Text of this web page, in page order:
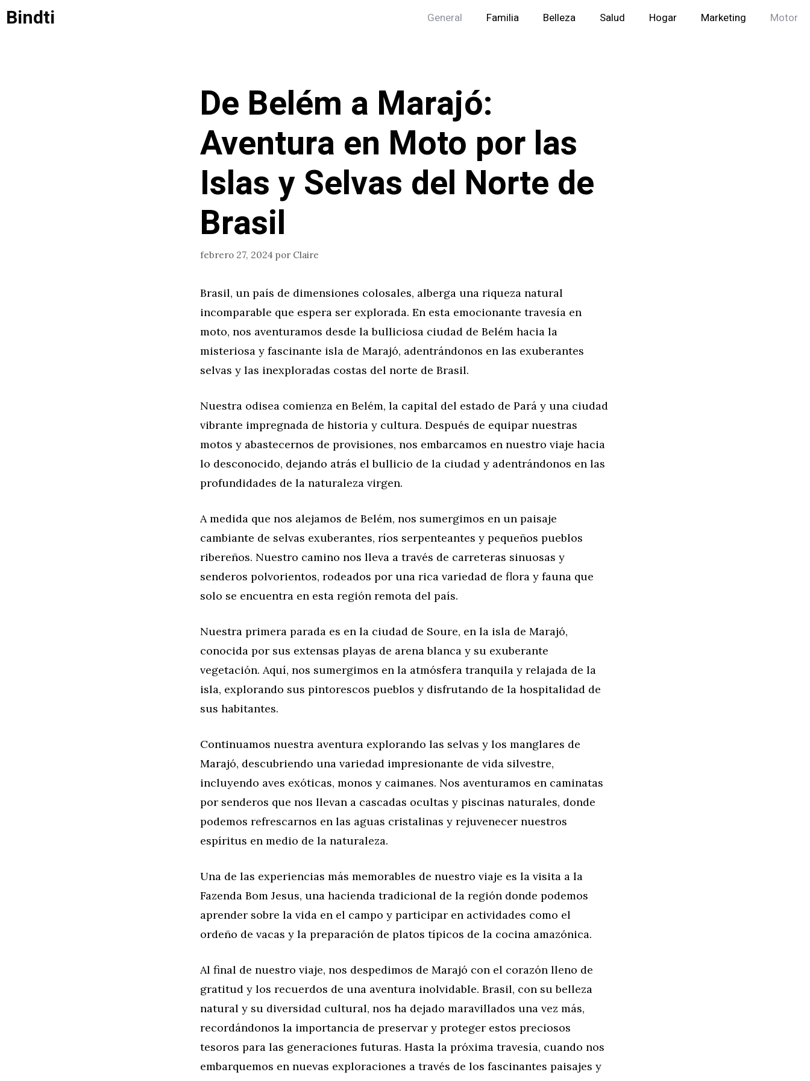
Saltar
alBindti General Familia Belleza Salud Hogar Marketing Motor
De Belém a Marajó:
Aventura en Moto por las
Islas y Selvas del Norte de
Brasil
febrero 27, 2024 por Claire
Brasil, un país de dimensiones colosales, alberga una riqueza natural
incomparable que espera ser explorada. En esta emocionante travesía en
moto, nos aventuramos desde la bulliciosa ciudad de Belém hacia la
misteriosa y fascinante isla de Marajó, adentrándonos en las exuberantes
selvas y las inexploradas costas del norte de Brasil.
Nuestra odisea comienza en Belém, la capital del estado de Pará y una ciudad
vibrante impregnada de historia y cultura. Después de equipar nuestras
motos y abastecernos de provisiones, nos embarcamos en nuestro viaje hacia
lo desconocido, dejando atrás el bullicio de la ciudad y adentrándonos en las
profundidades de la naturaleza virgen.
A medida que nos alejamos de Belém, nos sumergimos en un paisaje
cambiante de selvas exuberantes, ríos serpenteantes y pequeños pueblos
ribereños. Nuestro camino nos lleva a través de carreteras sinuosas y
senderos polvorientos, rodeados por una rica variedad de flora y fauna que
solo se encuentra en esta región remota del país.
Nuestra primera parada es en la ciudad de Soure, en la isla de Marajó,
conocida por sus extensas playas de arena blanca y su exuberante
vegetación. Aquí, nos sumergimos en la atmósfera tranquila y relajada de la
isla, explorando sus pintorescos pueblos y disfrutando de la hospitalidad de
sus habitantes.
Continuamos nuestra aventura explorando las selvas y los manglares de
Marajó, descubriendo una variedad impresionante de vida silvestre,
incluyendo aves exóticas, monos y caimanes. Nos aventuramos en caminatas
por senderos que nos llevan a cascadas ocultas y piscinas naturales, donde
podemos refrescarnos en las aguas cristalinas y rejuvenecer nuestros
espíritus en medio de la naturaleza.
Una de las experiencias más memorables de nuestro viaje es la visita a la
Fazenda Bom Jesus, una hacienda tradicional de la región donde podemos
aprender sobre la vida en el campo y participar en actividades como el
ordeño de vacas y la preparación de platos típicos de la cocina amazónica.
Al final de nuestro viaje, nos despedimos de Marajó con el corazón lleno de
gratitud y los recuerdos de una aventura inolvidable. Brasil, con su belleza
natural y su diversidad cultural, nos ha dejado maravillados una vez más,
recordándonos la importancia de preservar y proteger estos preciosos
tesoros para las generaciones futuras. Hasta la próxima travesía, cuando nos
embarquemos en nuevas exploraciones a través de los fascinantes paisajes y